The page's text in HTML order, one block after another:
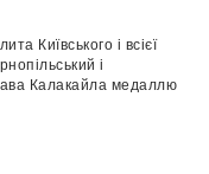
Київського і всієї
і
Калакайла медаллю